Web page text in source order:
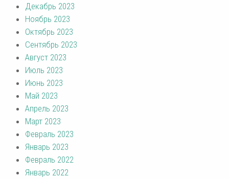
Декабрь 2023
Ноябрь 2023
Октябрь 2023
Сентябрь 2023
Август 2023
Июль 2023
Июнь 2023
Май 2023
Апрель 2023
Март 2023
Февраль 2023
Январь 2023
Февраль 2022
Январь 2022